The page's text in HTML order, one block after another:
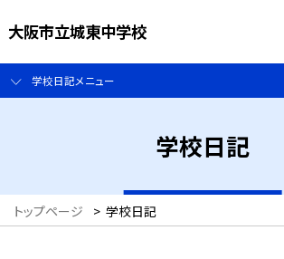
大阪市立城東中学校
学校日記メニュー
学校日記
トップページ > 学校日記